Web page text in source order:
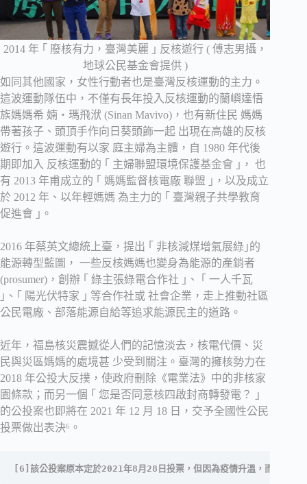
2014 年 ｢ 廢核有力，臺灣美麗 ｣ 反核遊行 ( 傅志男攝，
地球公民基金會提供 )
如同其他國家，女性行動者也是臺灣反核運動的主力。
這波運動隊伍中，不僅有長年投入反核運動的蘭嶼達悟
族媽媽希 婻‧瑪飛洑 (Sinan Mavivo)，也有新住民 媽媽
帶著孩子、頭頂手作向日葵頭飾一起 出現在高雄的反核
遊行。這波運動有以家 庭主婦為主體，自 1980 年代後
期即加入 反核運動的 ｢ 主婦聯盟環境保護基金會 ｣， 也
有 2013 年甫成立的 ｢ 媽媽監督核電廠 聯盟 ｣，以及成立
於 2012 年、以年輕媽媽 為主力的 ｢ 臺灣親子共學教育
促進會 ｣。
2016 年蔡英文總統上臺，提出 ｢ 非核減煤增氣展綠｣的
能源轉型藍圖， 一些反核媽媽也變身為能源的產銷者
(prosumer)，創辦 ｢ 綠主張綠電合作社 ｣、 ｢ 一人千瓦
｣、｢ 陽光伏特家 ｣ 等合作社或 社會企業，走上推動社區
公民電廠、部落能源自給等追求能源民主的道路。
近年，福島核災震撼從人們的記憶淡去，核電代價、災
民與災區媽媽的處境甚 少受到關注。臺灣的擁核勢力在
2018 年公投大反撲，使政府刪除《電業法》中的非核家
園條款；而另一個 ｢ 您是否同意核四啟封商轉發電？ ｣
的公投案也即將在 2021 年 12 月 18 日，交予全國性公民
投票做出表決⁶。
[6]該公投案原本定於2021年8月28日投票，但因為疫情升溫，而延至12